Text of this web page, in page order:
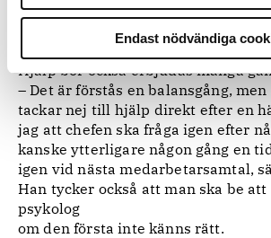
Endast nödvändiga
närmaste chef och be om att få ett
psykolog, säger John.
Hjälp bör också erbjudas många
– Det är förstås en balansgång,
tackar nej till hjälp direkt efter en
jag att chefen ska fråga igen efter
kanske ytterligare någon gång en
igen vid nästa medarbetarsamtal,
Han tycker också att man ska be att
psykolog
om den första inte känns rätt.